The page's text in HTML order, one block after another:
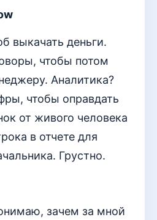
выкачать деньги.
чтобы потом
Аналитика?
чтобы оправдать
от живого человека
в отчете для
Грустно.
зачем за мной